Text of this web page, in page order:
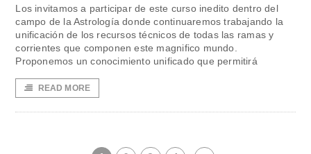
Los invitamos a participar de este curso inedito dentro del
campo de la Astrología donde continuaremos trabajando la
unificación de los recursos técnicos de todas las ramas y
corrientes que componen este magnifico mundo.
Proponemos un conocimiento unificado que permitirá
READ MORE